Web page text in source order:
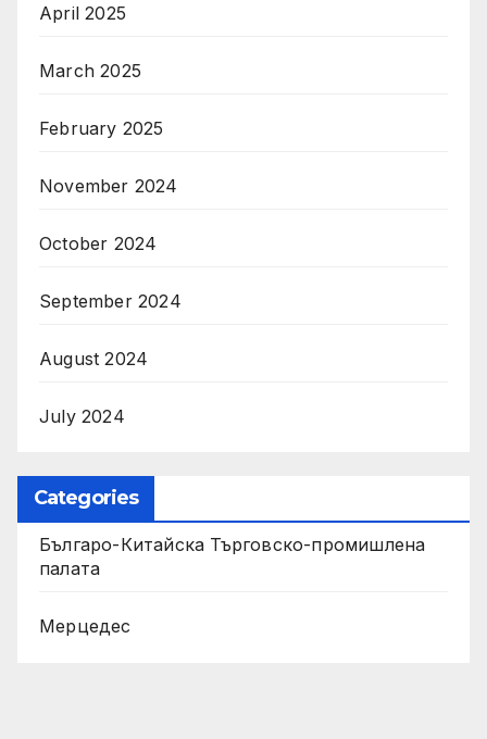
April 2025
March 2025
February 2025
November 2024
October 2024
September 2024
August 2024
July 2024
Categories
Българо-Китайска Търговско-промишлена
палaта
Мерцедес